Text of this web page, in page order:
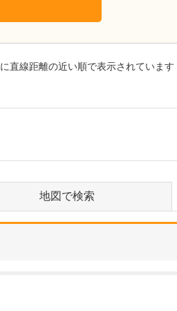
直線距離の近い順で表示されています
地図で検索
馬県伊勢崎市
伊勢崎スポーツ整形外科医院
れていますね。
ーションによってアス
リートや小学生からシニ
のスポーツ愛好家の
々が競技に復帰できる